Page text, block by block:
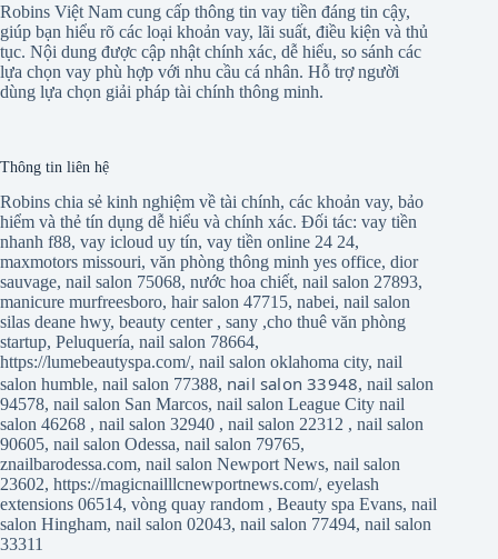
Robins Việt Nam cung cấp thông tin vay tiền đáng tin cậy,
giúp bạn hiểu rõ các loại khoản vay, lãi suất, điều kiện và thủ
tục. Nội dung được cập nhật chính xác, dễ hiểu, so sánh các
lựa chọn vay phù hợp với nhu cầu cá nhân. Hỗ trợ người
dùng lựa chọn giải pháp tài chính thông minh.
Thông tin liên hệ
Robins chia sẻ kinh nghiệm về tài chính, các khoản vay, bảo
hiểm và thẻ tín dụng dễ hiểu và chính xác. Đối tác: vay tiền
nhanh f88, vay icloud uy tín, vay tiền online 24 24,
maxmotors missouri, văn phòng thông minh yes office, dior
sauvage, nail salon 75068, nước hoa chiết, nail salon 27893,
manicure murfreesboro, hair salon 47715, nabei, nail salon
silas deane hwy, beauty center, sany ,cho thuê văn phòng
startup, Peluquería, nail salon 78664,
https://lumebeautyspa.com/, nail salon oklahoma city, nail
salon humble, nail salon 77388, nail salon 33948,nail salon
94578, nail salon San Marcos, nail salon League City nail
salon 46268 , nail salon 32940 , nail salon 22312 , nail salon
90605, nail salon Odessa, nail salon 79765,
znailbarodessa.com, nail salon Newport News, nail salon
23602, https://magicnailllcnewportnews.com/, eyelash
extensions 06514, vòng quay random , Beauty spa Evans, nail
salon Hingham, nail salon 02043, nail salon 77494, nail salon
33311